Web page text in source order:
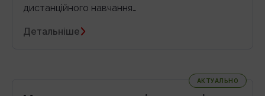
дистанційного навчання…
Детальніше
АКТУАЛЬНО